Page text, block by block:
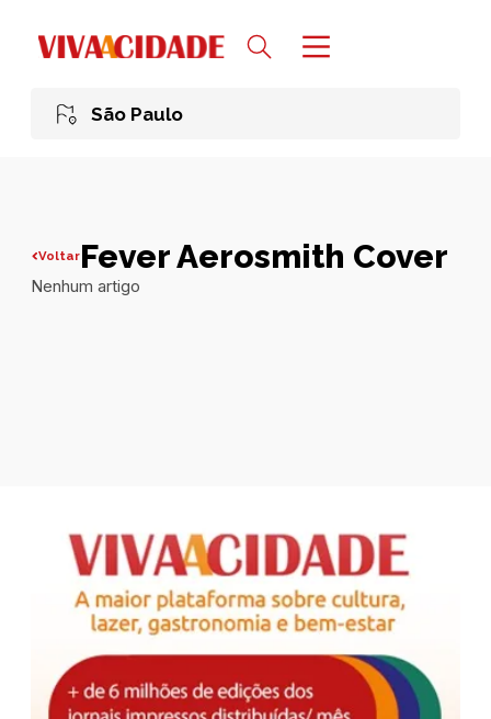
São Paulo
VoltarFever Aerosmith Cover
Nenhum artigo